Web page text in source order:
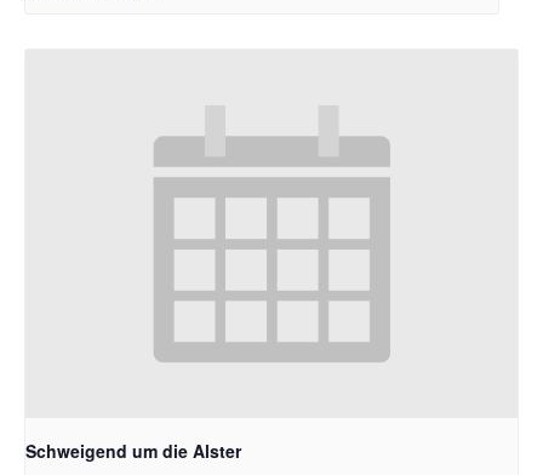
Schweigend um die Alster